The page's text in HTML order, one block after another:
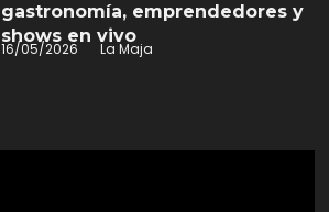
gastronomía, emprendedores y
shows en vivo
16/05/2026 La Maja